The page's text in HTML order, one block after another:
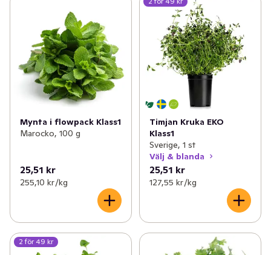
Mynta i flowpack Klass1
Marocko, 100 g
25,51 kr
255,10 kr /kg
Timjan Kruka EKO
Klass1
Sverige, 1 st
Välj & blanda
25,51 kr
127,55 kr /kg
2 för 49 kr